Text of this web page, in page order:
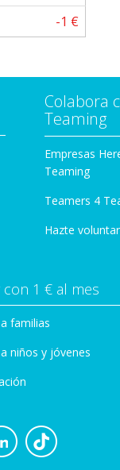
-1 €
Colabora
Teaming
Empresas
Teaming
Teamers 4
Hazte
1 € al mes
familias
niños y jóvenes